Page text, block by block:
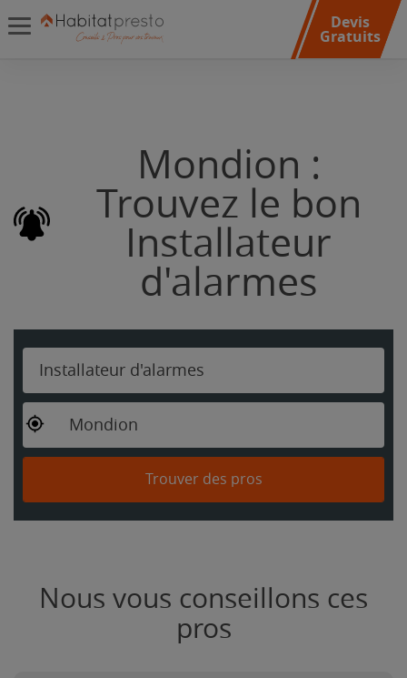
Devis
Gratuits
Mondion :
Trouvez le bon
Installateur
d'alarmes
Installateur d'alarmes
Mondion
Trouver des pros
Nous vous conseillons ces
pros